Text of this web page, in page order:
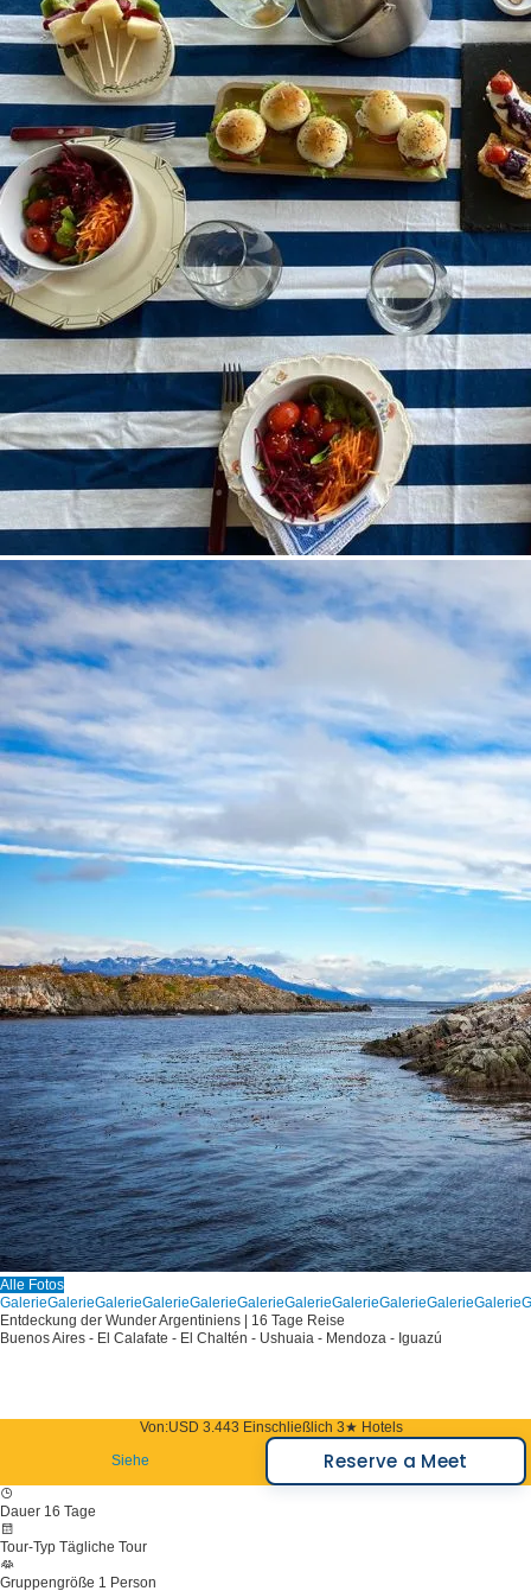
Alle Fotos
GalerieGalerieGalerieGalerieGalerieGalerieGalerieGalerieGalerieGalerieGalerie
Entdeckung der Wunder Argentiniens | 16 Tage Reise
Buenos Aires - El Calafate - El Chaltén - Ushuaia - Mendoza - Iguazú
Von:USD 3.443 Einschließlich 3★ Hotels
Siehe
Reserve a Meet
Dauer 16 Tage
Tour-Typ Tägliche Tour
Gruppengröße 1 Person